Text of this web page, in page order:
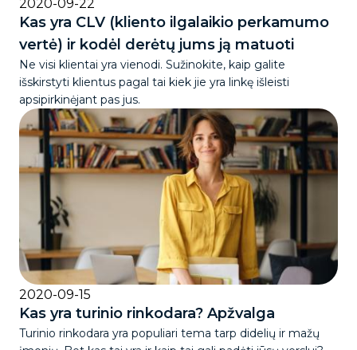
2020-09-22
Kas yra CLV (kliento ilgalaikio perkamumo
vertė) ir kodėl derėtų jums ją matuoti
Ne visi klientai yra vienodi. Sužinokite, kaip galite
išskirstyti klientus pagal tai kiek jie yra linkę išleisti
apsipirkinėjant pas jus.
2020-09-15
Kas yra turinio rinkodara? Apžvalga
Turinio rinkodara yra populiari tema tarp didelių ir mažų